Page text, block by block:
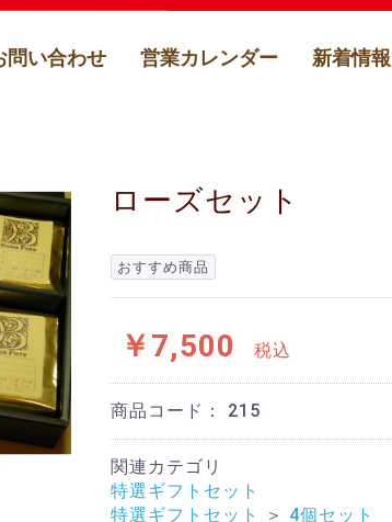
問い合わせ 営業カレンダー 新着情報
ローズセット
おすすめ商品
￥7,500 税込
商品コード： 215
関連カテゴリ
特選ギフトセット
特選ギフトセット
＞ 4個セット